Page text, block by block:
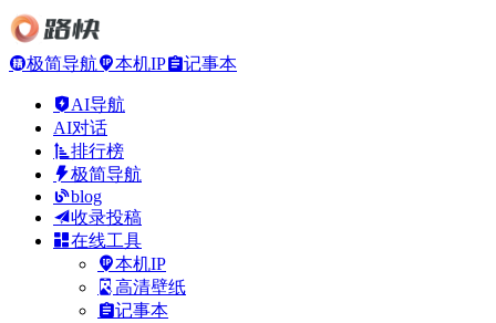
极简导航 本机IP 记事本
AI导航
AI对话
排行榜
极简导航
blog
收录投稿
在线工具
本机IP
高清壁纸
记事本